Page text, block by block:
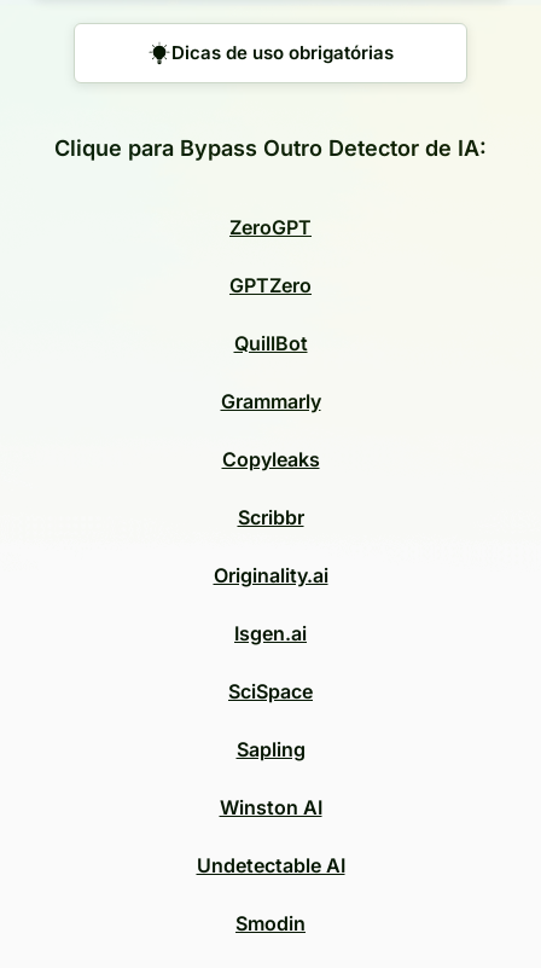
Dicas de uso obrigatórias
Clique para Bypass Outro Detector de IA:
ZeroGPT
GPTZero
QuillBot
Grammarly
Copyleaks
Scribbr
Originality.ai
Isgen.ai
SciSpace
Sapling
Winston AI
Undetectable AI
Smodin